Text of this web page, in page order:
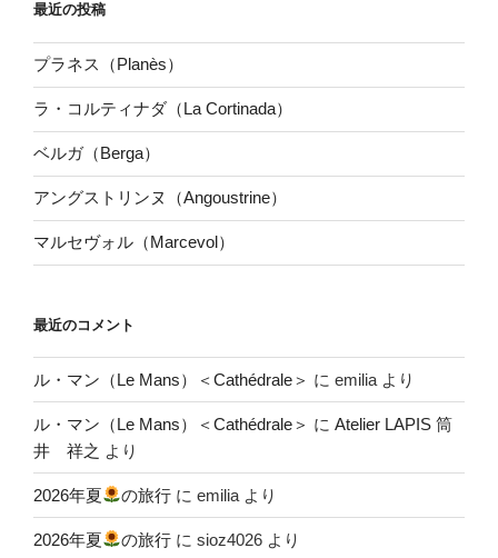
最近の投稿
プラネス（Planès）
ラ・コルティナダ（La Cortinada）
ベルガ（Berga）
アングストリンヌ（Angoustrine）
マルセヴォル（Marcevol）
最近のコメント
ル・マン（Le Mans）＜Cathédrale＞ に emilia より
ル・マン（Le Mans）＜Cathédrale＞ に Atelier LAPIS 筒
井 祥之 より
2026年夏 の旅行 にemilia より
2026年夏 の旅行 にsioz4026 より